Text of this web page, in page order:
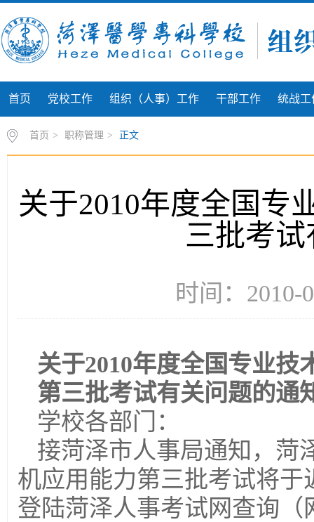
首页 党校工作 组织（人事）工作 干部工作 统战工
首页 > 职称管理 > 正文
关于2010年度全国专
三批考
时间：
关于2010年度全国专业技
第三批考试有关问题的通
学校各部门：
接菏泽市人事局通知，菏
机应用能力第三批考试将
登陆菏泽人事考试网查询（